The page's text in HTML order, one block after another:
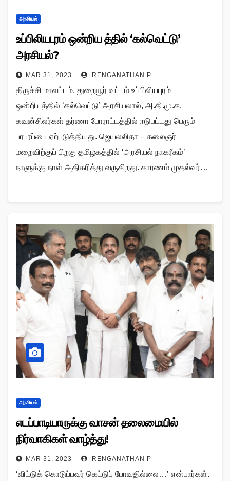
அரசியல்
உப்பிலியபுரம் ஒன்றிய த்தில் ‘கல்வெட்டு’
அரசியல்?
MAR 31, 2023 RENGANATHAN P
திருச்சி மாவட்டம், துறையூர் வட்டம் உப்பிலியபுரம்
ஒன்றியத்தில் ‘கல்வெட்டு’ அரசியலால், அ.தி.மு.க.
கவுன்சிலர்கள் தர்ணா போராட்டத்தில் ஈடுபட்டது பெரும்
பரபரப்பை ஏற்படுத்தியது. ஜெயலலிதா – கலைஞர்
மறைவிற்குப் பிறகு தமிழகத்தில் ‘அரசியல் நாகரீகம்’
நாளுக்கு நாள் அதிகரித்து வருகிறது. காரணம் முதல்வர்…
அரசியல்
எடப்பாடியாருக்கு வாசன் தலைமையில்
நிர்வாகிகள் வாழ்த்து!
MAR 31, 2023 RENGANATHAN P
‘விட்டுக் கொடுப்பவர் கெட்டுப் போவதில்லை…’ என்பார்கள்.